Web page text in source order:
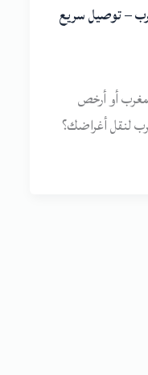
– توصيل سريع
أو أرخص
لنقل أغراضك؟